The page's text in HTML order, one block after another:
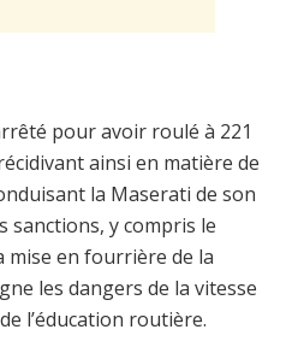
pour avoir roulé à 221
ainsi en matière de
la Maserati de son
sanctions, y compris le
mise en fourrière de la
les dangers de la vitesse
l’éducation routière.